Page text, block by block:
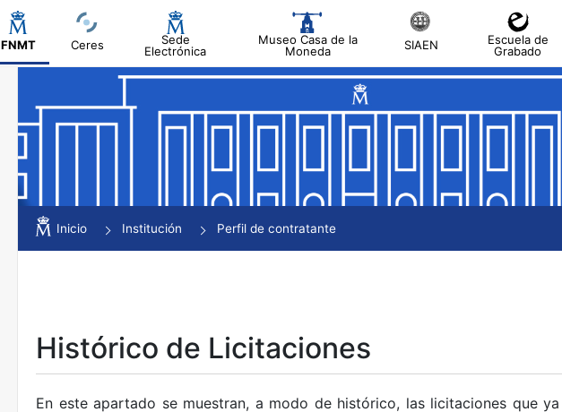
FNMT Ceres
Sede
Electrónica
Museo Casa de la
Moneda
SIAEN
Escuela de
Grabado
Mostrar/Ocultar
Mostrar/Ocultar
Mostrar/Ocultar
Inicio Institución Perfil de contratante
Histórico de Licitaciones
En este apartado se muestran, a modo de histórico, las licitaciones que